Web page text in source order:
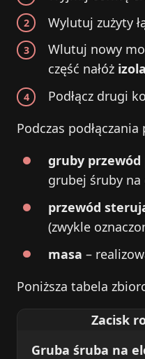
Wylutuj zużyty
Wlutuj nowy
część nałóż
Podłącz drugi
Podczas
gruby przewód
grubej śruby
przewód
(zwykle
masa –
Poniższa tabela
Zacisk
Gruba śruba na